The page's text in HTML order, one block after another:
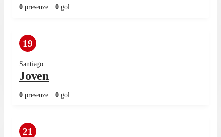
0 presenze 0 gol
19
Santiago
Joven
0 presenze 0 gol
21